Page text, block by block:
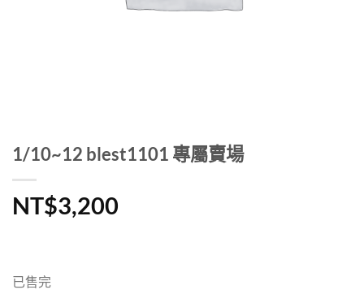
1/10~12 blest1101 專屬賣場
NT$3,200
已售完